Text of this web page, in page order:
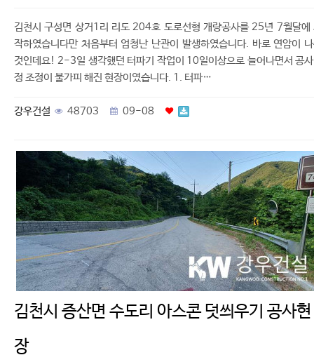
김천시 구성면 상거1리 리도 204호 도로선형 개량공사를 25년 7월달에
작하였습니다만 처음부터 엄청난 난관이 발생하였습니다. 바로 연암이
것인데요! 2-3일 생각했던 터파기 작업이 10일이상으로 늘어나면서 공
정 조정이 불가피 해진 현장이였습니다. 1. 터파…
강우건설 48703 09-08
김천시 증산면 수도리 아스콘 덧씌우기 공사현
장